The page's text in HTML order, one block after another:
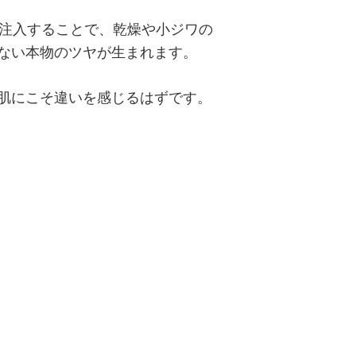
入することで、乾燥や小ジワの
本物のツヤが生まれます。
こそ違いを感じるはずです。